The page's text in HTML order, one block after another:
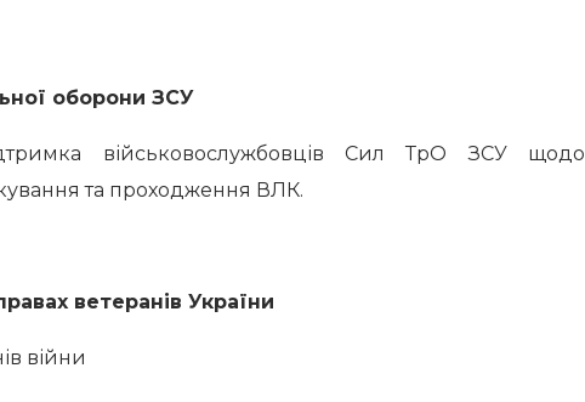
oборони ЗСУ
військовослужбовців Сил ТрО ЗСУ щодо
та проходження ВЛК.
ветеранів України
війни